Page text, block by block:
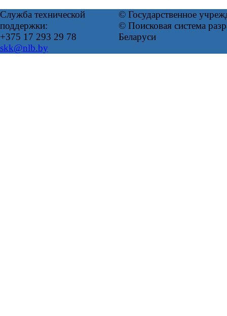
Служба технической
поддержки:
+375 17 293 29 78
skk@nlb.by
© Государственное
© Поисковая система
Беларуси